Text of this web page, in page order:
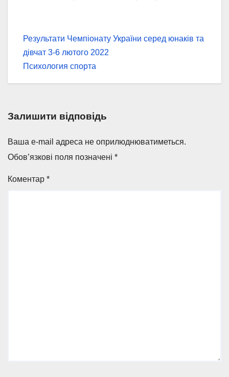
Навігація
записів
Результати Чемпіонату України серед юнаків та
дівчат 3-6 лютого 2022
Психология спорта
Залишити відповідь
Ваша e-mail адреса не оприлюднюватиметься.
Обов’язкові поля позначені *
Коментар *